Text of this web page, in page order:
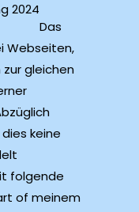
Das
Webseiten,
gleichen
keine
folgende
of meinem